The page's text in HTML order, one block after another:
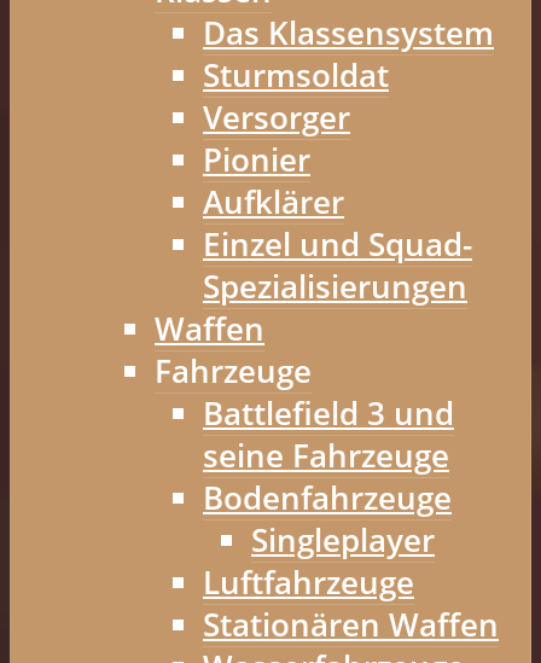
Das Klassensystem
Sturmsoldat
Versorger
Pionier
Aufklärer
Einzel und Squad-
Spezialisierungen
Waffen
Fahrzeuge
Battlefield 3 und
seine Fahrzeuge
Bodenfahrzeuge
Singleplayer
Luftfahrzeuge
Stationären Waffen